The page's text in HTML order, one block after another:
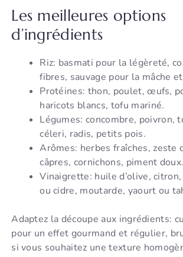
Les meilleures options
d’ingrédients
Riz: basmati pour la légèreté,
fibres, sauvage pour la mâche
Protéines: thon, poulet, œufs,
haricots blancs, tofu mariné.
Légumes: concombre, poivron,
céleri, radis, petits pois.
Arômes: herbes fraîches, zeste
câpres, cornichons, piment doux.
Vinaigrette: huile d’olive,
ou cidre, moutarde, yaourt ou
Adaptez la découpe aux ingrédients:
pour un effet gourmand et régulier,
si vous souhaitez une texture